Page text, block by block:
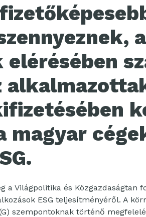
elérésében
magyar
a Világpolitika és Közgazdaságtan
ESG teljesítményéről. A
szempontoknak történő